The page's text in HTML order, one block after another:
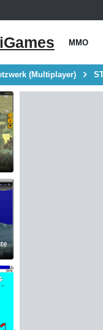
MMO
(Multiplayer)